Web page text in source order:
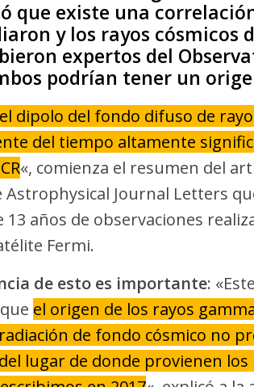
que existe una
y los rayos cósmicos
expertos del
podrían tener un
dipolo del fondo difuso de
del tiempo altamente
«, comienza el resumen del
Astrophysical Journal Letters
13 años de observaciones
Fermi.
de esto es importante:
el origen de los rayos
de fondo cósmico no
lugar de donde provienen